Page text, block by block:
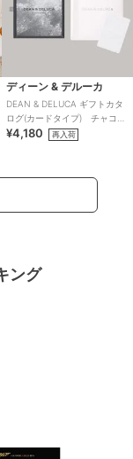
ディーン & デルーカ
DEAN & DELUCA ギフトカタ
ログ(カードタイプ) チャコー
ル-C
¥4,180 再入荷
ング